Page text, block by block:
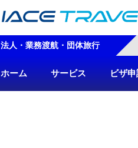
法人・業務渡航・団体旅行
ホーム サービス ビザ